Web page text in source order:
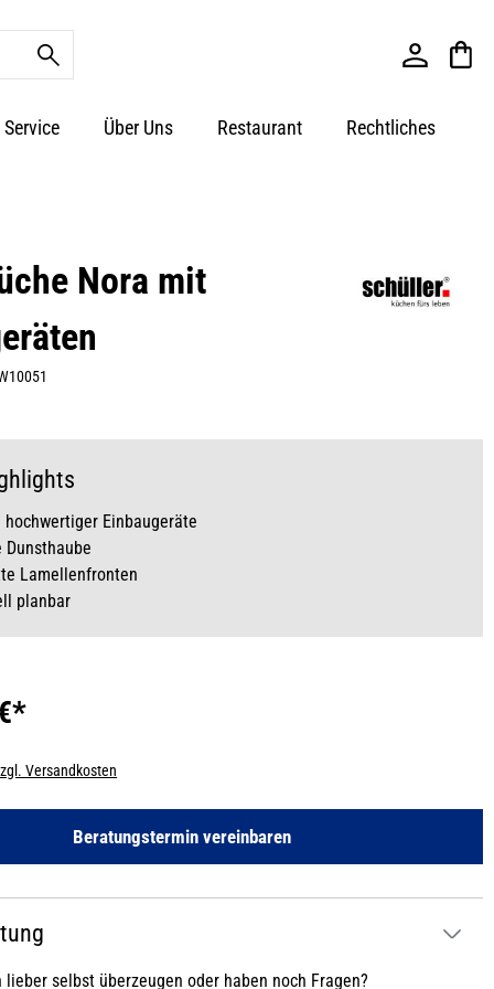
Service Über Uns Restaurant Rechtliches
Nora mit
hochwertiger Einbaugeräte
Dunsthaube
Lamellenfronten
planbar
Versandkosten
Beratungstermin vereinbaren
lieber selbst überzeugen oder haben noch Fragen?